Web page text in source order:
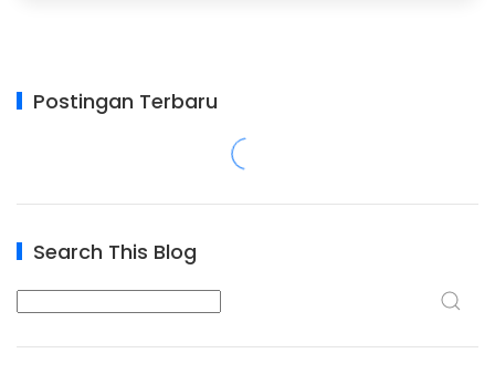
Postingan Terbaru
Search This Blog